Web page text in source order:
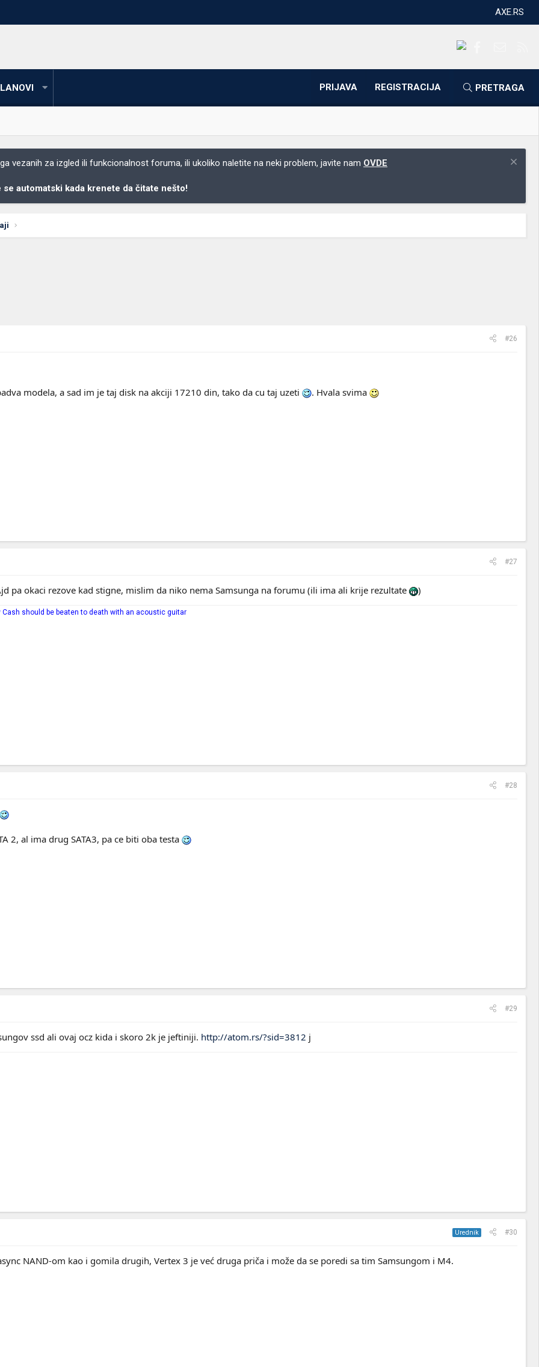
AXE.RS
PRIJAVA REGISTRACIJA PRETRAGA
vezanih za izgled ili funkcionalnost foruma, ili ukoliko naletite na neki problem, javite nam OVDE
se automatski kada krenete da čitate nešto!
#26
modela, a sad im je taj disk na akciji 17210 din, tako da cu taj uzeti . Hvala svima
#27
pa okaci rezove kad stigne, mislim da niko nema Samsunga na forumu (ili ima ali krije rezultate )
should be beaten to death with an acoustic guitar
#28
2, al ima drug SATA3, pa ce biti oba testa
#29
ssd ali ovaj ocz kida i skoro 2k je jeftiniji. http://atom.rs/?sid=3812 j
Urednik #30
NAND-om kao i gomila drugih, Vertex 3 je već druga priča i može da se poredi sa tim Samsungom i M4.